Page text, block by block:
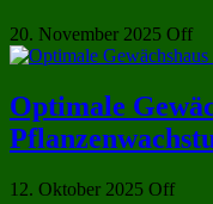
20. November 2025 Off
Optimale
12. Oktober 2025 Off